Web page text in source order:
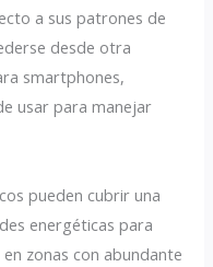
a sus patrones de
desde otra
smartphones,
usar para manejar
pueden cubrir una
energéticas para
zonas con abundante